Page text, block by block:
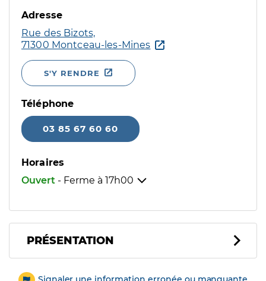
Adresse
Rue des Bizots,
71300 Montceau-les-Mines
S'Y RENDRE
Téléphone
03 85 67 60 60
Horaires
Ouvert - Ferme à 17h00
PRÉSENTATION